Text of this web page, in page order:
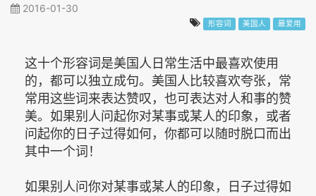
2016-01-30
形容词 美国人 最爱用
这十个形容词是美国人日常生活中最喜欢使用
的，都可以独立成句。美国人比较喜欢夸张，常
常用这些词来表达赞叹，也可表达对人和事的赞
美。如果别人问起你对某事或某人的印象，或者
问起你的日子过得如何，你都可以随时脱口而出
其中一个词！
如果别人问你对某事或某人的印象，日子过得如